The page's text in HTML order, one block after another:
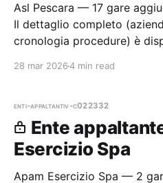
Asl Pescara — 17 gare
Il dettaglio completo
cronologia procedure) è
28 mar 20264 min read
enti-appaltantiv-c022332
Ente
Esercizio Spa
Apam Esercizio Spa — 2